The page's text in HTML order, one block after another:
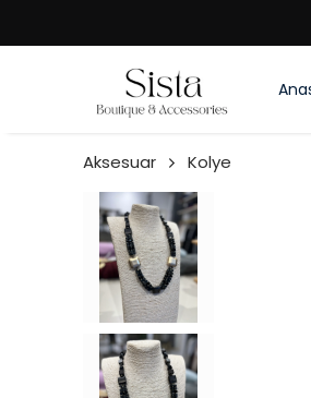
Aksesuar Kolye